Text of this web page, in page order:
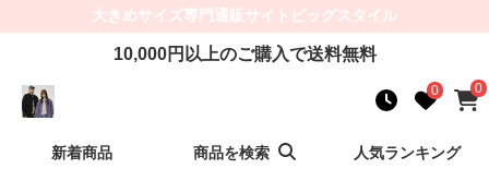
大きめサイズ専門通販サイト ビッグスタイル
10,000円以上のご購入で送料無料
0 0
新着商品 商品を検索 人気ランキング